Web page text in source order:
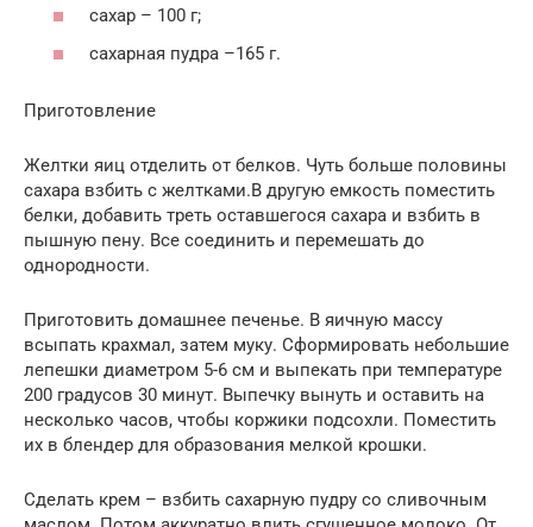
сахар – 100 г;
сахарная пудра –165 г.
Приготовление
Желтки яиц отделить от белков. Чуть больше половины
сахара взбить с желтками.В другую емкость поместить
белки, добавить треть оставшегося сахара и взбить в
пышную пену. Все соединить и перемешать до
однородности.
Приготовить домашнее печенье. В яичную массу
всыпать крахмал, затем муку. Сформировать небольшие
лепешки диаметром 5-6 см и выпекать при температуре
200 градусов 30 минут. Выпечку вынуть и оставить на
несколько часов, чтобы коржики подсохли. Поместить
их в блендер для образования мелкой крошки.
Сделать крем – взбить сахарную пудру со сливочным